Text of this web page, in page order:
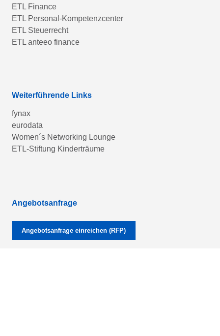
ETL Finance
ETL Personal-Kompetenzcenter
ETL Steuerrecht
ETL anteeo finance
Weiterführende Links
fynax
eurodata
Women´s Networking Lounge
ETL-Stiftung Kinderträume
Angebotsanfrage
Angebotsanfrage einreichen (RFP)